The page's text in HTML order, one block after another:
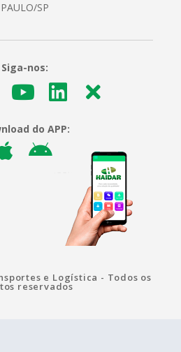
PAULO/SP
Siga-nos:
do APP:
e Logística - Todos os
reservados